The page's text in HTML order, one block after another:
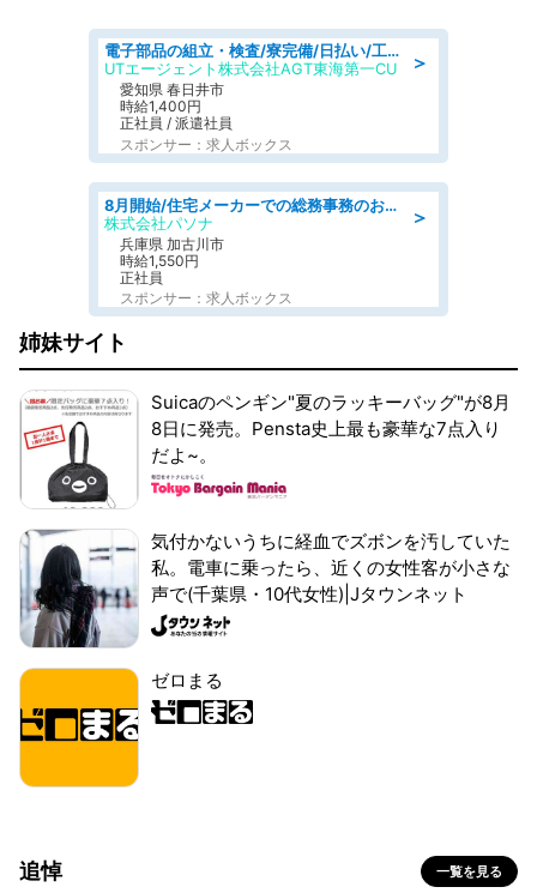
＞
電子部品の組立・検査/寮完備/日払い/工場・製造
UTエージェント株式会社AGT東海第一CU
愛知県 春日井市
時給1,400円
正社員 / 派遣社員
スポンサー：求人ボックス
＞
8月開始/住宅メーカーでの総務事務のお仕事/駅近/即日勤務可/一般事務/人事労務
株式会社パソナ
兵庫県 加古川市
時給1,550円
正社員
スポンサー：求人ボックス
姉妹サイト
Suicaのペンギン"夏のラッキーバッグ"が8月
8日に発売。Pensta史上最も豪華な7点入り
だよ~。
気付かないうちに経血でズボンを汚していた
私。電車に乗ったら、近くの女性客が小さな
声で(千葉県・10代女性)|Jタウンネット
ゼロまる
追悼 一覧を見る